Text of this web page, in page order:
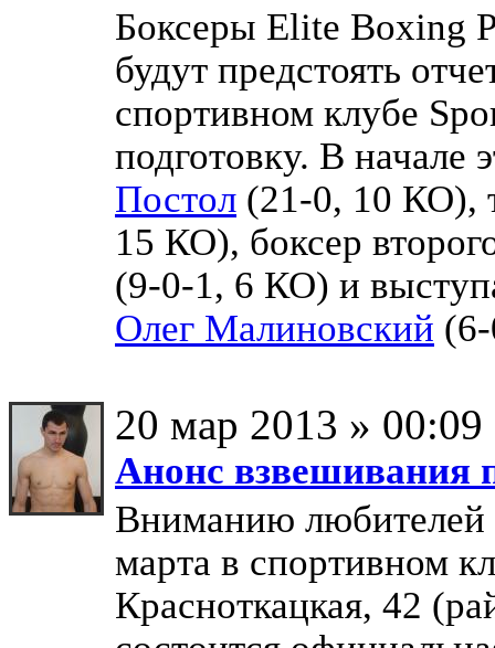
Боксеры Elite Boxing
будут предстоять
спортивном клубе
подготовку. В начале
Постол (21-0, 10 КО),
15 КО), боксер
(9-0-1, 6 КО) и
Олег Малиновский
20 мар 2013 » 00:09
Анонс взвешивания
Вниманию любителей
марта в спортивном
Красноткацкая, 42